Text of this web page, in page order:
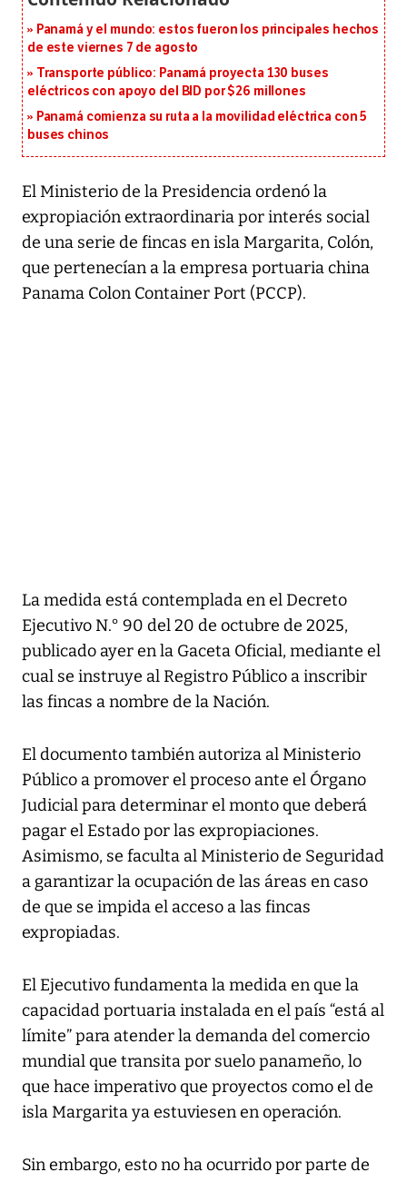
Panamá y el mundo: estos fueron los principales hechos
de este viernes 7 de agosto
Transporte público: Panamá proyecta 130 buses
eléctricos con apoyo del BID por $26 millones
Panamá comienza su ruta a la movilidad eléctrica con 5
buses chinos
El Ministerio de la Presidencia ordenó la
expropiación extraordinaria por interés social
de una serie de fincas en isla Margarita, Colón,
que pertenecían a la empresa portuaria china
Panama Colon Container Port (PCCP).
La medida está contemplada en el Decreto
Ejecutivo N.° 90 del 20 de octubre de 2025,
publicado ayer en la Gaceta Oficial, mediante el
cual se instruye al Registro Público a inscribir
las fincas a nombre de la Nación.
El documento también autoriza al Ministerio
Público a promover el proceso ante el Órgano
Judicial para determinar el monto que deberá
pagar el Estado por las expropiaciones.
Asimismo, se faculta al Ministerio de Seguridad
a garantizar la ocupación de las áreas en caso
de que se impida el acceso a las fincas
expropiadas.
El Ejecutivo fundamenta la medida en que la
capacidad portuaria instalada en el país “está al
límite” para atender la demanda del comercio
mundial que transita por suelo panameño, lo
que hace imperativo que proyectos como el de
isla Margarita ya estuviesen en operación.
Sin embargo, esto no ha ocurrido por parte de